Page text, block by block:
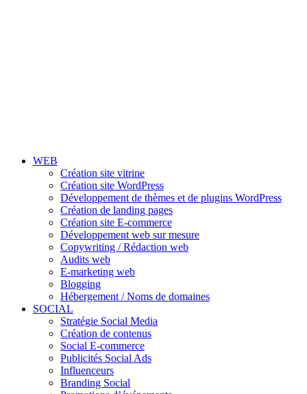
WEB
Création site vitrine
Création site WordPress
Développement de thèmes et de plugins WordPress
Création de landing pages
Création site E-commerce
Développement web sur mesure
Copywriting / Rédaction web
Audits web
E-marketing web
Blogging
Hébergement / Noms de domaines
SOCIAL
Stratégie Social Media
Création de contenus
Social E-commerce
Publicités Social Ads
Influenceurs
Branding Social